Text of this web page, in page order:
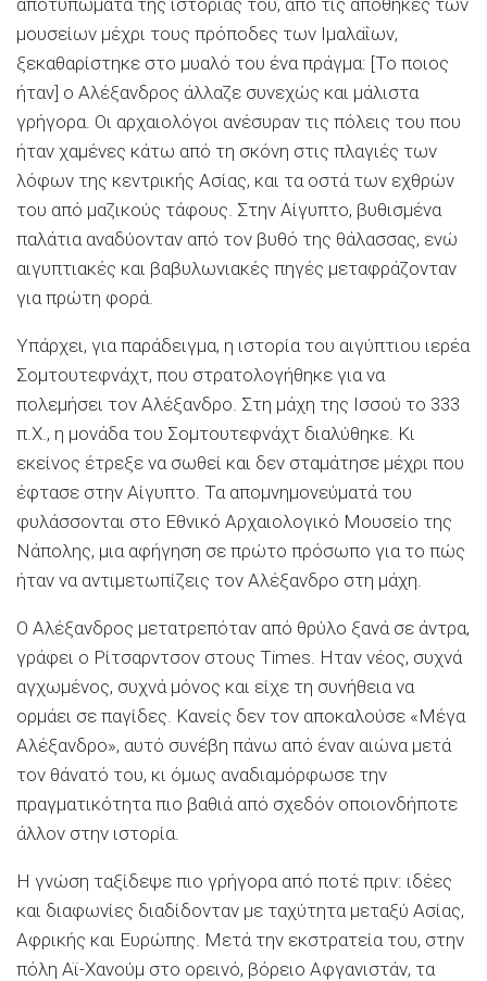
μουσείων μέχρι τους πρόποδες των Ιμαλαΐων,
ξεκαθαρίστηκε στο μυαλό του ένα πράγμα: [Το ποιος
ήταν] ο Αλέξανδρος άλλαζε συνεχώς και μάλιστα
γρήγορα. Οι αρχαιολόγοι ανέσυραν τις πόλεις του που
ήταν χαμένες κάτω από τη σκόνη στις πλαγιές των
λόφων της κεντρικής Ασίας, και τα οστά των εχθρών
του από μαζικούς τάφους. Στην Αίγυπτο, βυθισμένα
παλάτια αναδύονταν από τον βυθό της θάλασσας, ενώ
αιγυπτιακές και βαβυλωνιακές πηγές μεταφράζονταν
για πρώτη φορά.
Υπάρχει, για παράδειγμα, η ιστορία του αιγύπτιου ιερέα
Σομτουτεφνάχτ, που στρατολογήθηκε για να
πολεμήσει τον Αλέξανδρο. Στη μάχη της Ισσού το 333
π.Χ., η μονάδα του Σομτουτεφνάχτ διαλύθηκε. Κι
εκείνος έτρεξε να σωθεί και δεν σταμάτησε μέχρι που
έφτασε στην Αίγυπτο. Τα απομνημονεύματά του
φυλάσσονται στο Εθνικό Αρχαιολογικό Μουσείο της
Νάπολης, μια αφήγηση σε πρώτο πρόσωπο για το πώς
ήταν να αντιμετωπίζεις τον Αλέξανδρο στη μάχη.
Ο Αλέξανδρος μετατρεπόταν από θρύλο ξανά σε άντρα,
γράφει ο Ρίτσαρντσον στους Times. Ηταν νέος, συχνά
αγχωμένος, συχνά μόνος και είχε τη συνήθεια να
ορμάει σε παγίδες. Κανείς δεν τον αποκαλούσε «Μέγα
Αλέξανδρο», αυτό συνέβη πάνω από έναν αιώνα μετά
τον θάνατό του, κι όμως αναδιαμόρφωσε την
πραγματικότητα πιο βαθιά από σχεδόν οποιονδήποτε
άλλον στην ιστορία.
Η γνώση ταξίδεψε πιο γρήγορα από ποτέ πριν: ιδέες
και διαφωνίες διαδίδονταν με ταχύτητα μεταξύ Ασίας,
Αφρικής και Ευρώπης. Μετά την εκστρατεία του, στην
πόλη Αϊ-Χανούμ στο ορεινό, βόρειο Αφγανιστάν, τα